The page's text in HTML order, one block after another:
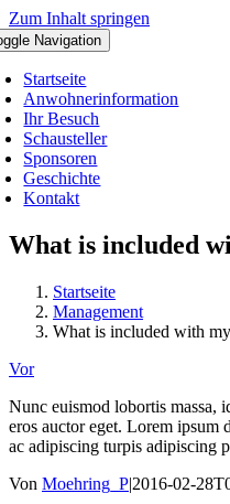
Zum Inhalt springen
Navigation
Startseite
Anwohnerinformation
Ihr Besuch
Schausteller
Sponsoren
Geschichte
Kontakt
What is included
Startseite
Management
What is included with
Vor
Nunc euismod lobortis massa,
eros auctor eget. Lorem ipsum
ac adipiscing turpis adipiscing
Von Moehring_P|2016-02-